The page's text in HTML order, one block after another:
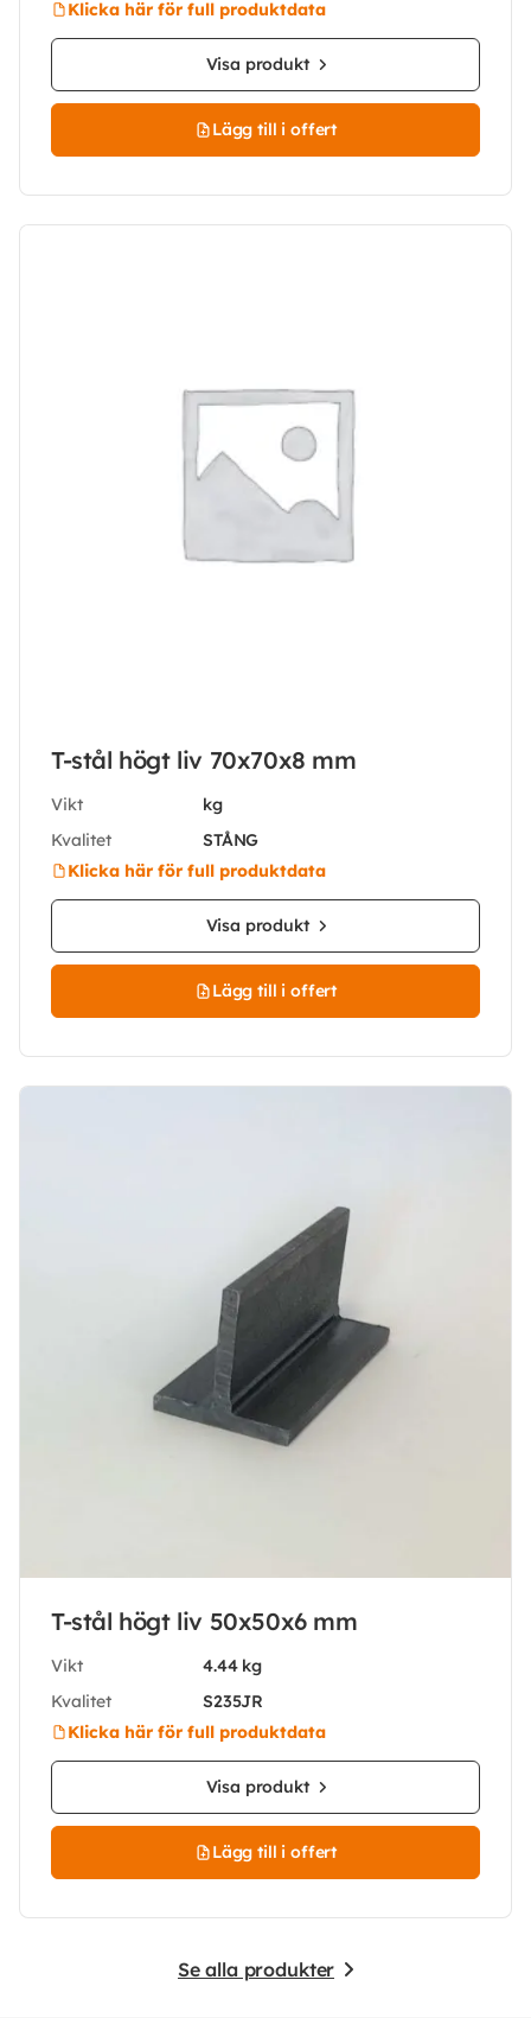
Klicka här för full produktdata
Visa produkt
Lägg till i offert
T-stål högt liv 70x70x8 mm
Vikt
kg
Kvalitet
STÅNG
Klicka här för full produktdata
Visa produkt
Lägg till i offert
T-stål högt liv 50x50x6 mm
Vikt
4.44 kg
Kvalitet
S235JR
Klicka här för full produktdata
Visa produkt
Lägg till i offert
Se alla produkter